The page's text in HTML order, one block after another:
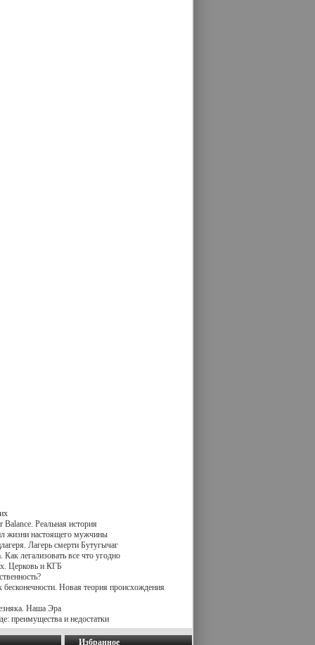
Balance. Реальная история
жизни настоящего мужчины
Лагерь смерти Бутугычаг
легализовать все что угодно
Церковь и КГБ
бесконечности. Новая теория происхождения
Наша Эра
преимущества и недостатки
Избранное